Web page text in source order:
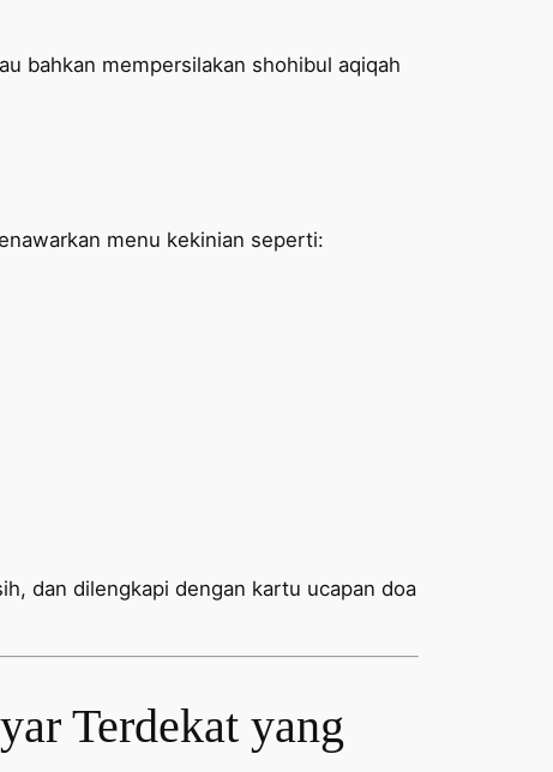
bahkan mempersilakan shohibul aqiqah
menu kekinian seperti:
dan dilengkapi dengan kartu ucapan doa
Terdekat yang